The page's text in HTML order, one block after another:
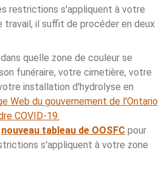
restrictions s'appliquent à votre
travail, il suffit de procéder en deux
quelle zone de couleur se
funéraire, votre cimetière, votre
installation d'hydrolyse en
Web du gouvernement de l'Ontario
COVID-19.
nouveau tableau de OOSFC pour
s'appliquent à votre zone